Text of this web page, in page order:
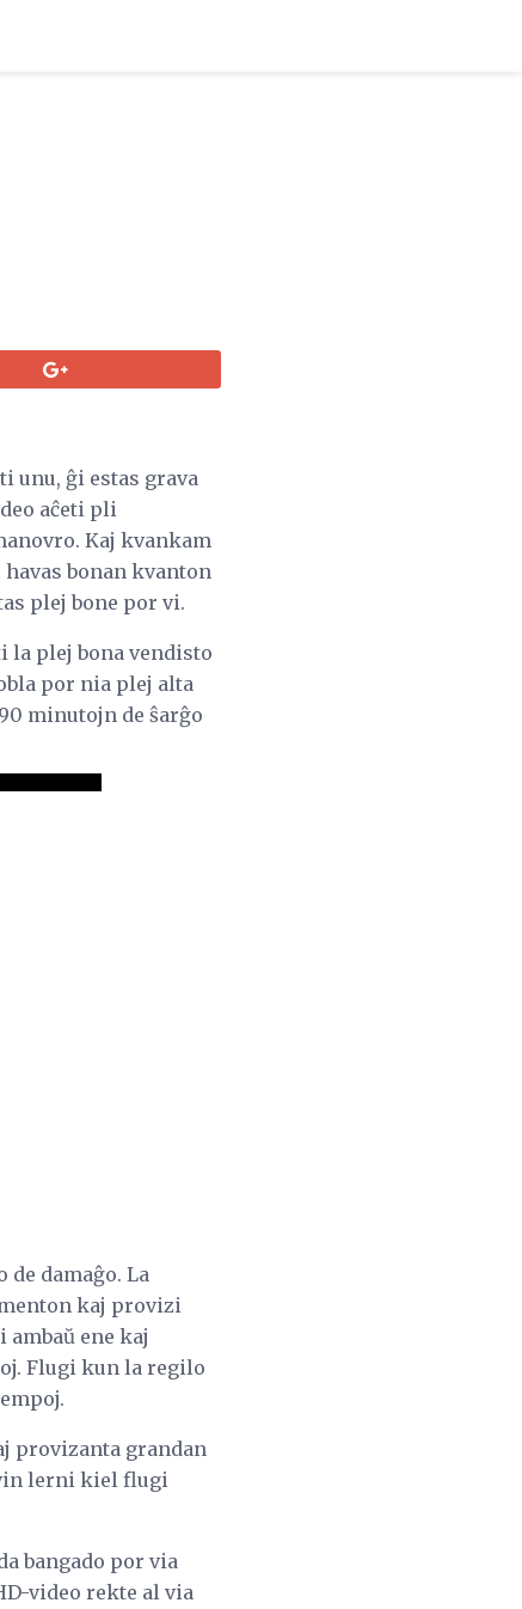
unu, ĝi estas grava
aĉeti pli
Kaj kvankam
bonan kvanton
plej bone por vi.
la plej bona vendisto
por nia plej alta
minutojn de ŝarĝo
damaĝo. La
kaj provizi
ene kaj
Flugi kun la regilo
provizanta grandan
lerni kiel flugi
bangado por via
video rekte al via